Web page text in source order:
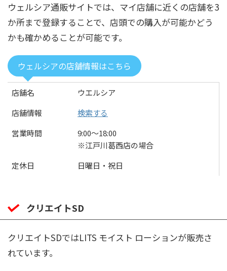
ウェルシア通販サイトでは、マイ店舗に近くの店舗を3
か所まで登録することで、店頭での購入が可能かどう
かも確かめることが可能です。
ウェルシアの店舗情報はこちら
店舗名
ウエルシア
店舗情報
検索する
営業時間
9:00〜18:00
※江戸川葛西店の場合
定休日
日曜日・祝日
クリエイトSD
クリエイトSDではLITS モイスト ローションが販売さ
れています。